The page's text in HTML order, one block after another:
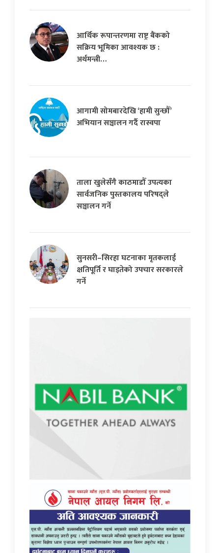
आर्थिक रूपान्तरणमा राष्ट्र बैंकको
सक्रिय भूमिका आवश्यक छ :
अर्थमन्त्री…
आगामी सोमबारदेखि ‘हामी सुन्छौँ’
अभियान सञ्चालन गर्दै रास्वपा
ताला खुलेसँगै काठमाडौँ उपत्यका
सार्वजनिक पुस्तकालय परिषद्ले
सञ्चालन गर्ने
सुनसरी–सिरहा घटनाका मृतकलाई
क्षतिपूर्ति र घाइतेको उपचार सरकारले
गर्ने